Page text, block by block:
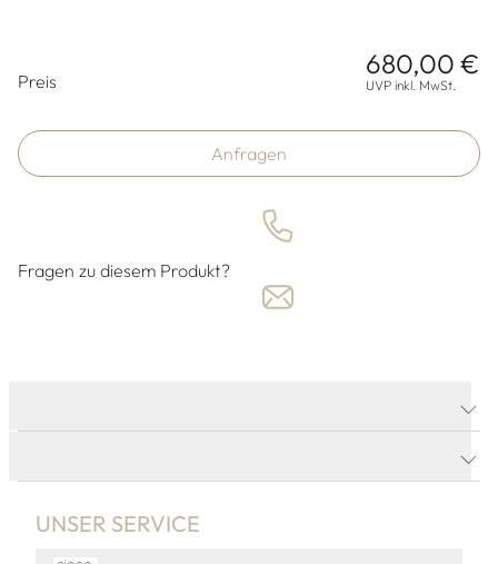
Preis
680,00 €
UVP inkl. MwSt.
Anfragen
Fragen zu diesem Produkt?
UNSER SERVICE